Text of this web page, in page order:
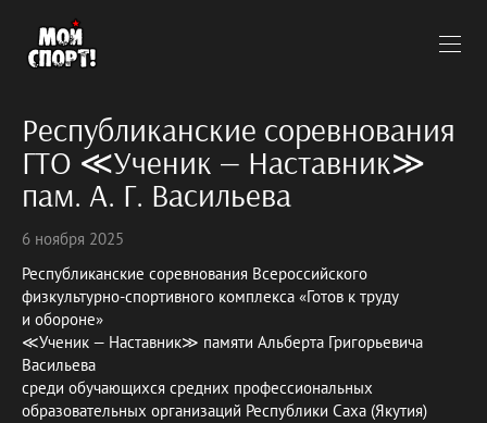
Республиканские соревнования
ГТО ≪Ученик — Наставник≫
пам. А. Г. Васильева
6 ноября 2025
Республиканские соревнования Всероссийского
физкультурно-спортивного комплекса «Готов к труду
и обороне»
≪Ученик — Наставник≫ памяти Альберта Григорьевича
Васильева
среди обучающихся средних профессиональных
образовательных организаций Республики Саха (Якутия)